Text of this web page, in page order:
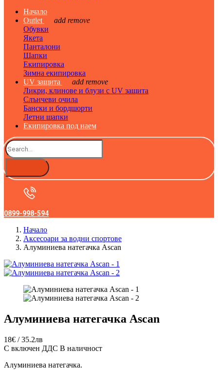
Начало
Outlet
add remove
Обувки
Якета
Панталони
Шапки
Екипировка
Зимна екипировка
UV защита
add remove
Ликри, клинове и блузи с UV защита
Слънчеви очила
Бански и бордшорти
Летни шапки
Екипировка под наем
0899-998-594
Начало
Аксесоари за водни спортове
Алуминиева натегачка Ascan
Алуминиева натегачка Ascan
18€ / 35.2лв
С включен ДДС В наличност
Алуминиева натегачка.